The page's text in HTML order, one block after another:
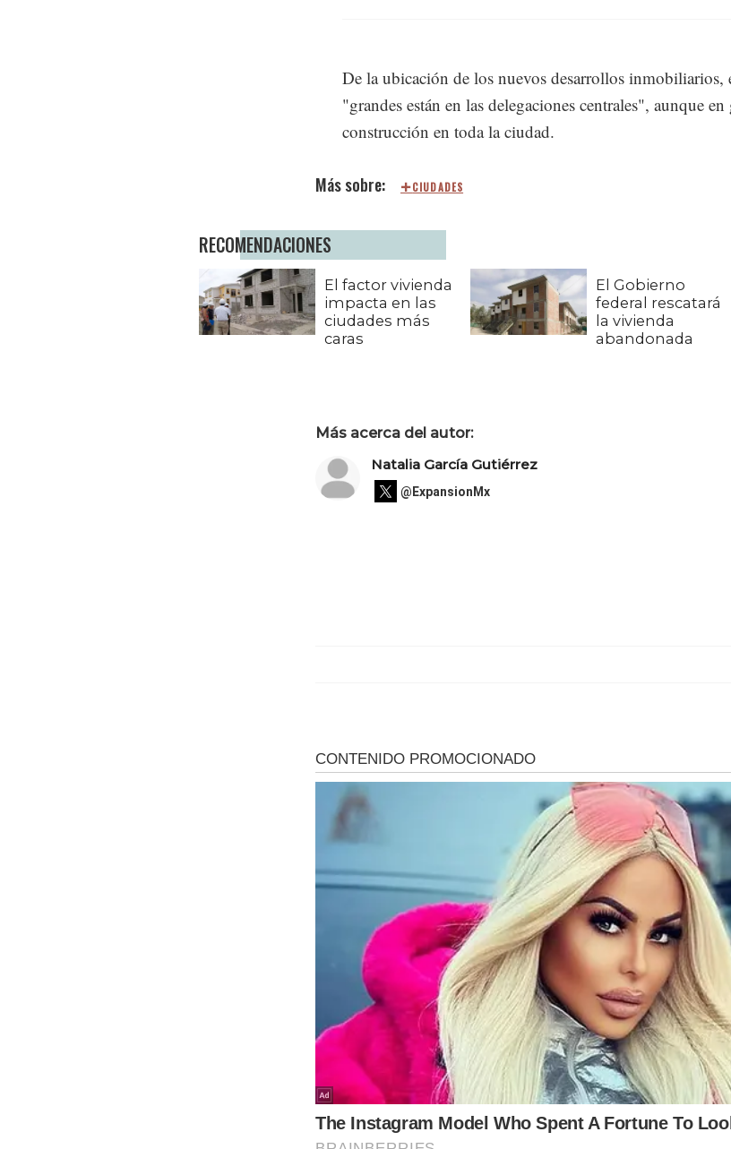
De la ubicación de los nuevos desarrollos inmobiliarios,
"grandes están en las delegaciones centrales", aunque en
construcción en toda la ciudad.
CIUDADES
RECOMENDACIONES
El factor vivienda
impacta en las
ciudades más
caras
El Gobierno
federal rescatará
la vivienda
abandonada
Más acerca del autor:
Natalia García Gutiérrez
@ExpansionMx